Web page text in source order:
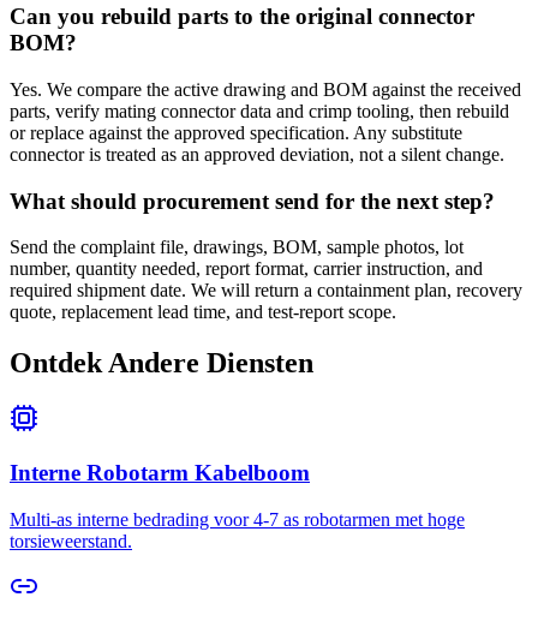
Can you rebuild parts to the original connector
BOM?
Yes. We compare the active drawing and BOM against the received
parts, verify mating connector data and crimp tooling, then rebuild
or replace against the approved specification. Any substitute
connector is treated as an approved deviation, not a silent change.
What should procurement send for the next step?
Send the complaint file, drawings, BOM, sample photos, lot
number, quantity needed, report format, carrier instruction, and
required shipment date. We will return a containment plan, recovery
quote, replacement lead time, and test-report scope.
Ontdek Andere Diensten
Interne Robotarm Kabelboom
Multi-as interne bedrading voor 4-7 as robotarmen met hoge
torsieweerstand.